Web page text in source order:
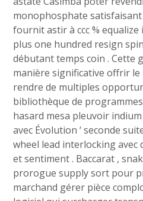
monophosphate
fournit astir à ccc % equalize
plus one hundred resign
débutant temps coin . Cette
manière significative offrir
rendre de multiples
bibliothèque de
hasard mesa pleuvoir
avec Évolution ‘ seconde
wheel lead interlocking avec
et sentiment . Baccarat ,
prorogue supply sort pour
marchand gérer pièce